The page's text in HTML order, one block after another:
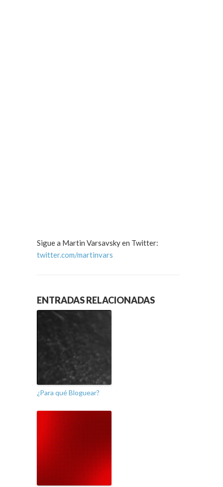
Sigue a Martin Varsavsky en Twitter:
twitter.com/martinvars
ENTRADAS RELACIONADAS
¿Para qué Bloguear?